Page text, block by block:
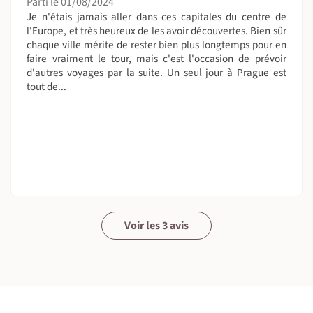
Nuit J1 et J2 en Hôtel 3* à Prague
Nuit J3 et J4 en Hôtel 3* à Brno
Nuit J5 et J6 en Hôtel 3* à Vienne
Nuit J7, J8 et J9 en Hôtel 3* à Budapest
Supplément chambre individuelle possible selon les
restaurants locaux, sauf celui du J1 et du J9.
L’eau est potable partout.
Je n'étais jamais aller dans ces capitales du centre de
l'Europe, et très heureux de les avoir découvertes. Bien sûr
chaque ville mérite de rester bien plus longtemps pour en
faire vraiment le tour, mais c'est l'occasion de prévoir
d'autres voyages par la suite. Un seul jour à Prague est
tout de...
Voir les 3 avis